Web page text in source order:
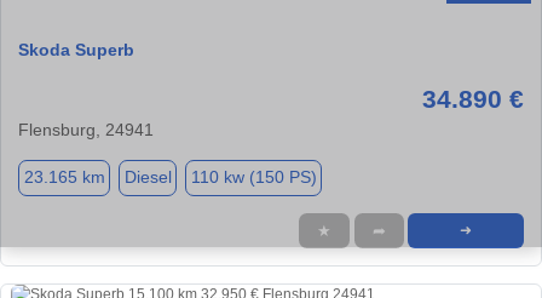
Skoda Superb
34.890 €
Flensburg, 24941
23.165 km Diesel 110 kw (150 PS)
★ ➦ ➜